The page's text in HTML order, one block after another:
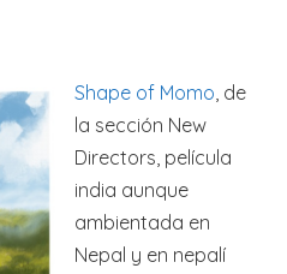
Shape of Momo, de
la sección New
Directors, película
india aunque
ambientada en
Nepal y en nepalí